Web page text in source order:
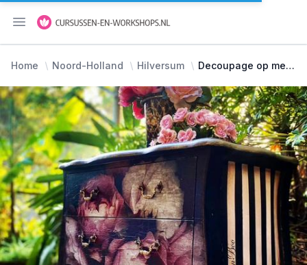
Menu openen
Home Noord-Holland Hilversum Decoupage op meubels en krijtverf